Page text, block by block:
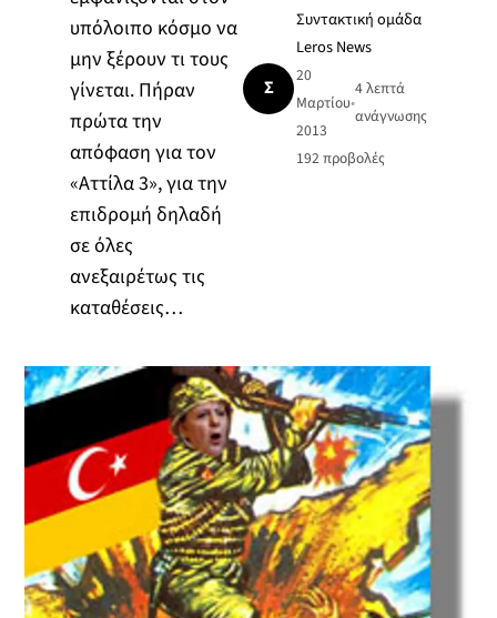
υπόλοιπο κόσμο να
μην ξέρουν τι τους
γίνεται. Πήραν
πρώτα την
απόφαση για τον
«Αττίλα 3», για την
επιδρομή δηλαδή
σε όλες
ανεξαιρέτως τις
καταθέσεις…
Σ
Συντακτική ομάδα
Leros News
20
Μαρτίου
2013
•
4 λεπτά
ανάγνωσης
192 προβολές